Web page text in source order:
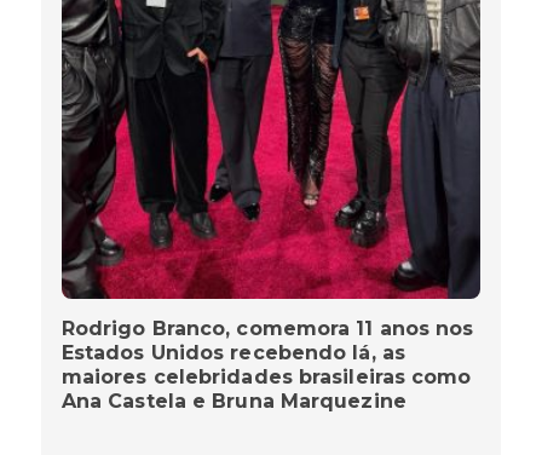
Rodrigo Branco, comemora 11 anos nos
Estados Unidos recebendo lá, as
maiores celebridades brasileiras como
Ana Castela e Bruna Marquezine